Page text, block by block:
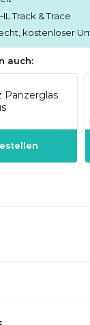
Track & Trace
kostenloser
auch:
Panzerglas